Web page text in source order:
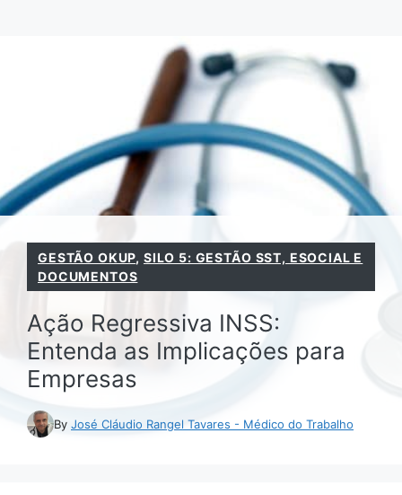
GESTÃO OKUP, SILO 5: GESTÃO SST, ESOCIAL E
DOCUMENTOS
Ação Regressiva INSS:
Entenda as Implicações para
Empresas
By José Cláudio Rangel Tavares - Médico do Trabalho